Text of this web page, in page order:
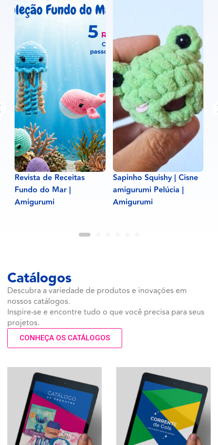
Revista de Receitas
Fundo do Mar |
Amigurumi
Sapinho Squishy | Cisne
amigurumi Pelúcia |
Amigurumi
Catálogos
Descubra a variedade de produtos e inovações em
nossos catálogos.
Inspire-se e encontre tudo o que você precisa para seus
projetos.
CONHEÇA OS CATÁLOGOS